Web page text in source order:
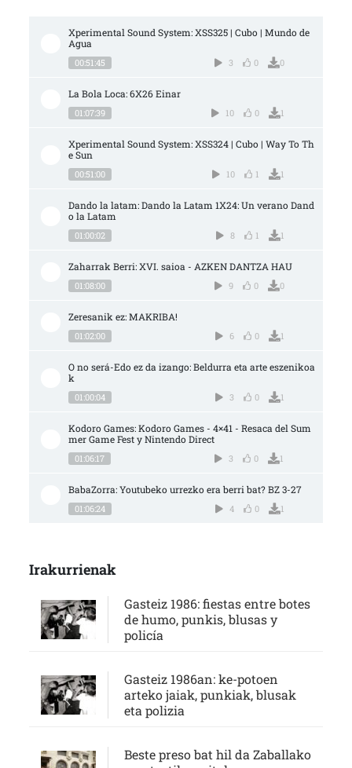
Xperimental Sound System: XSS325 | Cubo | Mundo de
Agua
00:51:45 3 0 0
La Bola Loca: 6X26 Einar
01:07:39 10 0 1
Xperimental Sound System: XSS324 | Cubo | Way To Th
e Sun
00:51:00 10 1 1
Dando la latam: Dando la Latam 1X24: Un verano Dand
o la Latam
01:00:02 8 1 1
Zaharrak Berri: XVI. saioa - AZKEN DANTZA HAU
01:08:00 9 0 0
Zeresanik ez: MAKRIBA!
01:02:00 6 0 1
O no será-Edo ez da izango: Beldurra eta arte eszenikoa
k
01:00:04 3 0 1
Kodoro Games: Kodoro Games - 4×41 - Resaca del Sum
mer Game Fest y Nintendo Direct
01:06:17 3 0 1
BabaZorra: Youtubeko urrezko era berri bat? BZ 3-27
01:06:24 4 0 1
Irakurrienak
Gasteiz 1986: fiestas entre botes
de humo, punkis, blusas y
policía
Gasteiz 1986an: ke-potoen
arteko jaiak, punkiak, blusak
eta polizia
Beste preso bat hil da Zaballako